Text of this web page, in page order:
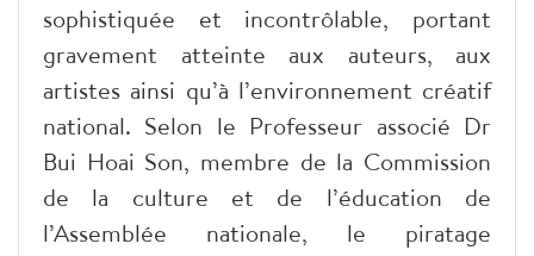
sophistiquée et incontrôlable, portant
gravement atteinte aux auteurs, aux
artistes ainsi qu’à l’environnement créatif
national. Selon le Professeur associé Dr
Bui Hoai Son, membre de la Commission
de la culture et de l’éducation de
l’Assemblée nationale, le piratage